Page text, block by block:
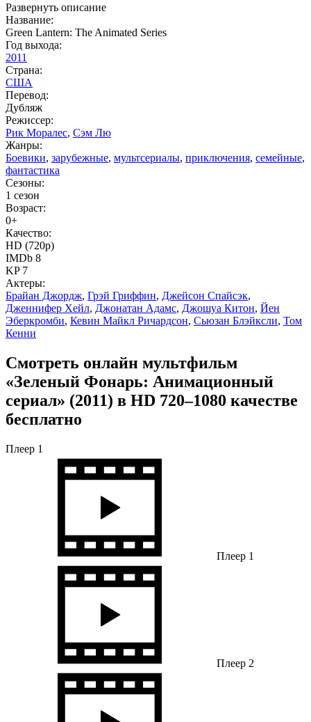
Развернуть описание
Название:
Green Lantern: The Animated Series
Год выхода:
2011
Страна:
США
Перевод:
Дубляж
Режиссер:
Рик Моралес, Сэм Лю
Жанры:
Боевики, зарубежные, мультсериалы, приключения, семейные,
фантастика
Сезоны:
1 сезон
Возраст:
0+
Качество:
HD (720p)
IMDb 8
KP 7
Актеры:
Брайан Джордж, Грэй Гриффин, Джейсон Спайсэк,
Дженнифер Хейл, Джонатан Адамс, Джошуа Китон, Йен
Эберкромби, Кевин Майкл Ричардсон, Сьюзан Блэйксли, Том
Кенни
Смотреть онлайн мультфильм
«Зеленый Фонарь: Анимационный
сериал» (2011) в HD 720–1080 качестве
бесплатно
Плеер 1
Плеер 1
Плеер 2